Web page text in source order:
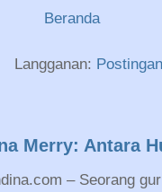
Beranda
Langganan:
Merry: Antara
– Seorang